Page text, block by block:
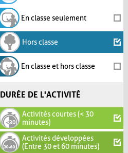
En classe seulement
Hors classe
En classe et hors classe
DURÉE DE L'ACTIVITÉ
Activités courtes (< 30
minutes)
Activités développées
(Entre 30 et 60 minutes)